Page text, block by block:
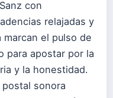
con
relajadas y
marcan el pulso de
para apostar por la
y la honestidad.
sonora